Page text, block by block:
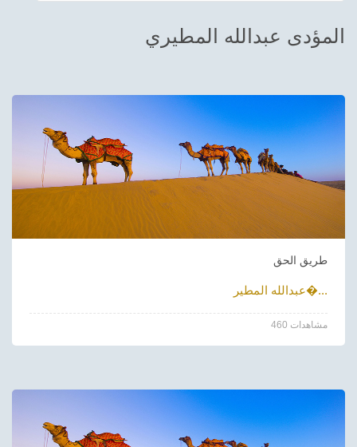
Sudani tones
المؤدى عبدالله المطيري
طريق الحق
عبدالله المطير�...
460 مشاهدات